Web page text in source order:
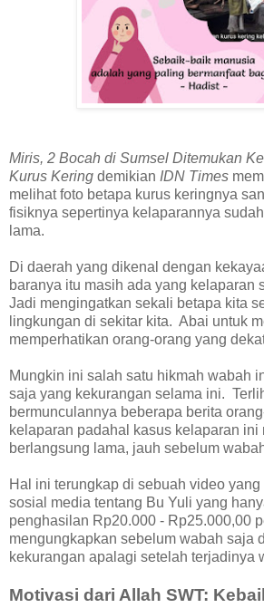
Miris, 2 Bocah di Sumsel Ditemukan
Kurus Kering demikian IDN Times
melihat foto betapa kurus keringnya
fisiknya sepertinya kelaparannya
lama.
Di daerah yang dikenal dengan
baranya itu masih ada yang kelaparan
Jadi mengingatkan sekali betapa kita
lingkungan di sekitar kita. Abai untuk
memperhatikan orang-orang yang
Mungkin ini salah satu hikmah wabah
saja yang kekurangan selama ini.
bermunculannya beberapa berita
kelaparan padahal kasus kelaparan ini
berlangsung lama, jauh sebelum
Hal ini terungkap di sebuah video
sosial media tentang Bu Yuli yang
penghasilan Rp20.000 - Rp25.000,00
mengungkapkan sebelum wabah saja
kekurangan apalagi setelah terjadinya
Motivasi dari Allah SWT: